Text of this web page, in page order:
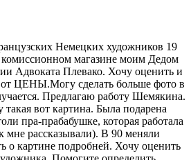
Немецких художников 19
магазине моим Дедом
Адвоката Плевако. Хочу оценить и
от ЦЕНЫ.Могу сделать больше фото в
Предлагаю работу Шемякина.
такая вот картина. Была подарена
пра-прабабушке, которая работала
мне рассказывали). В 90 меняли
о картине подробней. Хочу оценить